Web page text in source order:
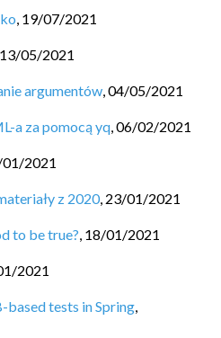
, 19/07/2021
13/05/2021
argumentów,04/05/2021
a za pomocą yq,06/02/2021
2021
z 2020, 23/01/2021
to be true?, 18/01/2021
2021
tests in Spring,